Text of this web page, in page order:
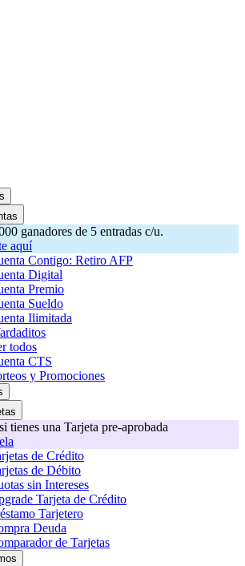
ganadores de 5 entradas c/u.
aquí
Contigo: Retiro AFP
Digital
Premio
Sueldo
Ilimitada
todos
CTS
y Promociones
tienes una Tarjeta pre-aprobada
de Crédito
de Débito
sin Intereses
Tarjeta de Crédito
Tarjetero
Deuda
de Tarjetas